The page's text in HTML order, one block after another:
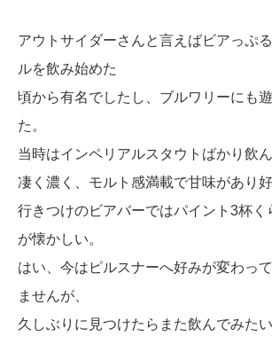
アウトサイダーさんと言えばビアっぷ
ルを飲み始めた
頃から有名でしたし、ブルワリーにも
た。
当時はインペリアルスタウトばかり飲
凄く濃く、モルト感満載で甘味があり
行きつけのビアバーではパイント3杯く
が懐かしい。
はい、今はピルスナーへ好みが変わっ
ませんが、
久しぶりに見つけたらまた飲んでみた